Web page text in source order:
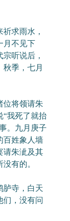
求雨水，
月不见下
听说后，
季，七月
将领请朱
“我死了就抬
。九月庚子
百姓象人墙
请朱泚及其
有的。
寺，白天
们，没有问